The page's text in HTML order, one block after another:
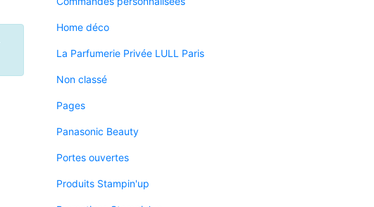
Home déco
La Parfumerie Privée LULL Paris
Non classé
Pages
Panasonic Beauty
Portes ouvertes
Produits Stampin'up